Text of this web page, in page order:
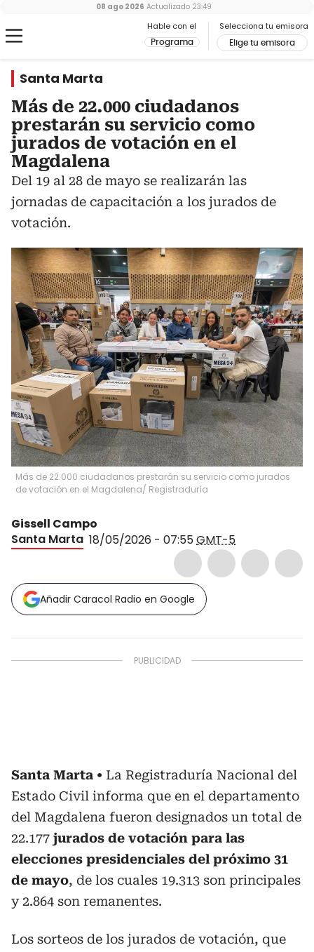
Hable con el
Programa
Selecciona tu emisora
Elige tu emisora
08 ago 2026 Actualizado 23:49
Santa Marta
Más de 22.000 ciudadanos
prestarán su servicio como
jurados de votación en el
Magdalena
Del 19 al 28 de mayo se realizarán las
jornadas de capacitación a los jurados de
votación.
Más de 22.000 ciudadanos prestarán su servicio como jurados
de votación en el Magdalena/ Registraduría
Gissell Campo
Santa Marta 18/05/2026 - 07:55GMT-5
Añadir Caracol Radio en Google
Santa Marta
La Registraduría Nacional del
Estado Civil informa que en el departamento
del Magdalena fueron designados un total de
22.177 jurados de votación para las
elecciones presidenciales del próximo 31
de mayo, de los cuales 19.313 son principales
y 2.864 son remanentes.
Los sorteos de los jurados de votación, que